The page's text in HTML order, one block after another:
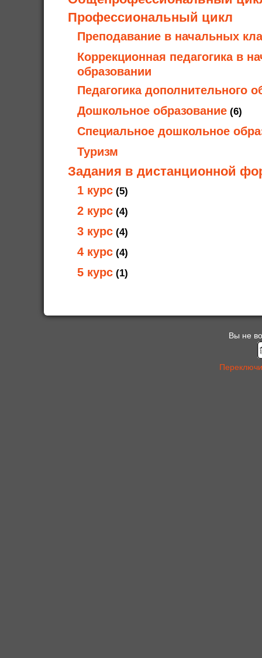
Профессиональный цикл
Преподавание в начальных
Коррекционная педагогика в
образовании
Педагогика дополнительного
Дошкольное образование (6)
Специальное дошкольное
Туризм
Задания в дистанционной
1 курс (5)
2 курс (4)
3 курс (4)
4 курс (4)
5 курс (1)
Вы не